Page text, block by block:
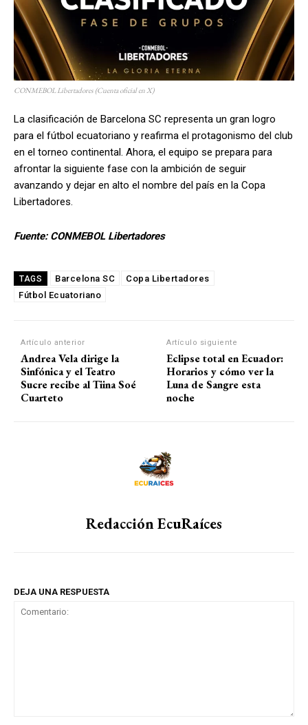
CONMEBOL Libertadores (Cuenta oficial en X)
La clasificación de Barcelona SC representa un gran logro
para el fútbol ecuatoriano y reafirma el protagonismo del club
en el torneo continental. Ahora, el equipo se prepara para
afrontar la siguiente fase con la ambición de seguir
avanzando y dejar en alto el nombre del país en la Copa
Libertadores.
Fuente: CONMEBOL Libertadores
TAGS Barcelona SC
Copa Libertadores
Fútbol Ecuatoriano
Artículo anterior
Andrea Vela dirige la
Sinfónica y el Teatro
Sucre recibe al Tiina Soé
Cuarteto
Artículo siguiente
Eclipse total en Ecuador:
Horarios y cómo ver la
Luna de Sangre esta
noche
Redacción EcuRaíces
DEJA UNA RESPUESTA